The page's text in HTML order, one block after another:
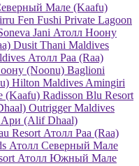
Мале (Kaafu)
Fen Fushi Private Lagoon
Jani Атолл Ноону
Dusit Thani Maldives
Атолл Раа (Raa)
(Noonu) Baglioni
Hilton Maldives Amingiri
(Kaafu) Radisson Blu Resort
Outrigger Maldives
(Alif Dhaal)
Resort Атолл Раа (Raa)
Атолл Северный Мале
Атолл Южный Мале